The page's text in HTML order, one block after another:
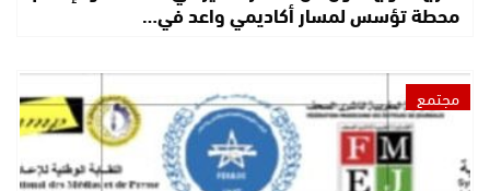
محطة تؤسس لمسار أكاديمي واعد في…
مجتمع